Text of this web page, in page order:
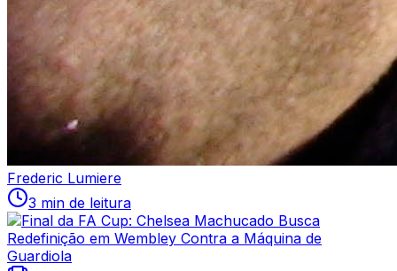
Frederic Lumiere
3 min de leitura